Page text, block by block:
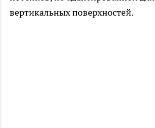
вертикальных поверхностей.